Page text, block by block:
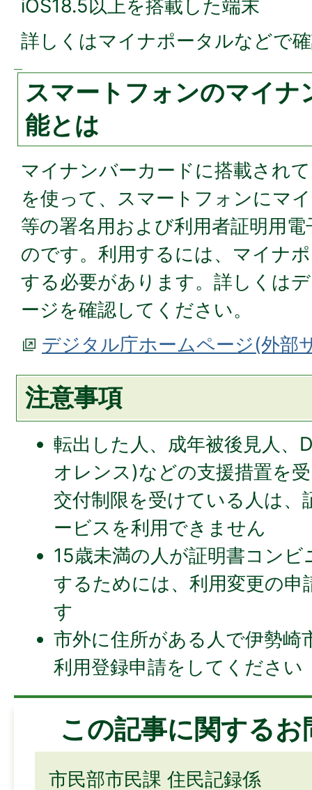
iOS18.5以上を搭載した端末
詳しくはマイナポータルなどで
スマートフォンのマイナ
能とは
マイナンバーカードに搭載され
を使って、スマートフォンにマ
等の署名用および利用者証明用
のです。利用するには、マイナ
する必要があります。詳しくは
ージを確認してください。
デジタル庁ホームページ(外部
注意事項
転出した人、成年被後見人、
オレンス)などの支援措置を
交付制限を受けている人は、
ービスを利用できません
15歳未満の人が証明書コン
するためには、利用変更の
す
市外に住所がある人で伊勢崎
利用登録申請をしてください
この記事に関する
市民部市民課 住民記録係